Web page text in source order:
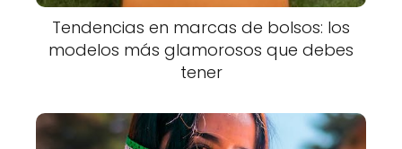
Tendencias en marcas de bolsos: los
modelos más glamorosos que debes
tener